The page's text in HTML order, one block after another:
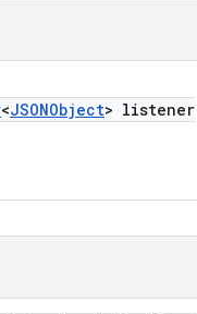
<JSONObject> listener